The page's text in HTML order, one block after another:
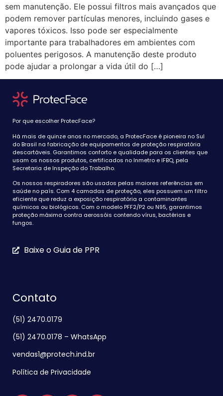
sem manutenção. Ele possui filtros mais avançados que
podem remover partículas menores, incluindo gases e
vapores tóxicos. Isso pode ser especialmente
importante para trabalhadores em ambientes com
poluentes perigosos. A manutenção deste produto
pode ajudar a prolongar a vida útil do […]
Por que escolher ProtecFace?
Há mais de quinze anos no mercado, a ProtecFace é pioneira no Sul
do Brasil na fabricação de equipamentos de proteção respiratória
descartáveis. Garantimos conforto e qualidade para os clientes que
usam os nossos produtos, certificados no Inmetro e IFBQ, pela
Secretaria de Inspeção do Trabalho.
Os nossos respiradores são usados pelas maiores referências em
saúde no país. Com 4 camadas de proteção, eles possuem um filtro
eficiente que reduz a exposição respiratória a contaminantes
químicos ou biológicos. Com o modelo PFF2/P2 ou N95, garantimos
proteção máxima contra aerossóis contendo vírus, bactérias e
fungos.
Baixe o Guia de PPR
Contato
(51) 2470.0179
(51) 2470.0178 – WhatsApp
vendas1@protech.ind.br
Política de Privacidade